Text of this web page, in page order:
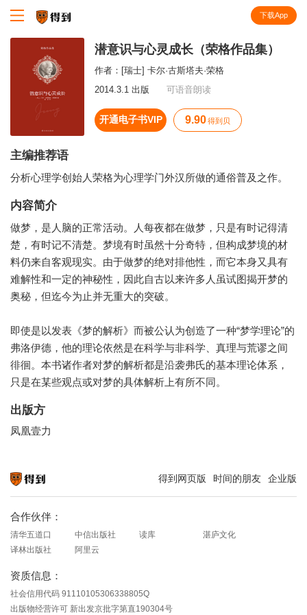
下载App
潜意识与心灵成长（荣格作品集）
作者： [瑞士] 卡尔·古斯塔夫·荣格
2014.3.1 出版
可语音朗读
开通电子书VIP 9.90 得到贝
主编推荐语
分析心理学创始人荣格为心理学门外汉所做的通俗普及之作。
内容简介
做梦，是人脑的正常活动。人每夜都在做梦，只是有时记得清
楚，有时记不清楚。梦境有时虽然十分奇特，但构成梦境的材
料仍来自客观现实。由于做梦的绝对排他性，而它本身又具有
难解性和一定的神秘性，因此自古以来许多人虽试图揭开梦的
奥秘，但迄今为止并无重大的突破。
即使是以发表《梦的解析》而被公认为创造了一种“梦学理论”的
弗洛伊德，他的理论依然是在科学与非科学、真理与荒谬之间
徘徊。本书诸作者对梦的解析都是沿袭弗氏的基本理论体系，
只是在某些观点或对梦的具体解析上有所不同。
出版方
凤凰壹力
得到网页版 时间的朋友 企业版
合作伙伴：
清华五道口 中信出版社 读库
湛庐文化
译林出版社
阿里云
资质信息：
社会信用代码 91110105306338805Q
出版物经营许可 新出发京批字第直190304号